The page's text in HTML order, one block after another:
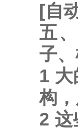
[自
五
子
1
构
2 这